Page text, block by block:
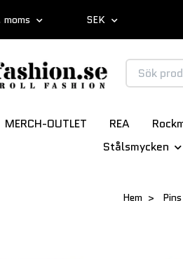
moms SEK
MERCH-OUTLET REA
Stålsmycken
Hem